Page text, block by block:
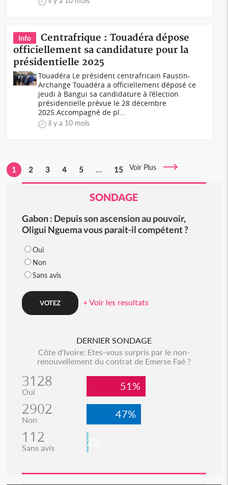
Info
Centrafrique : Touadéra dépose
officiellement sa candidature pour la
présidentielle 2025
Touadéra Le président centrafricain Faustin-
Archange Touadéra a officiellement déposé ce
jeudi à Bangui sa candidature à l’élection
présidentielle prévue le 28 décembre
2025.Accompagné de pl...
il y a 10 mois
1 2 3 4 5 ... 15 Voir Plus
SONDAGE
Gabon : Depuis son ascension au pouvoir,
Oligui Nguema vous parait-il compétent ?
Oui
Non
Sans avis
+ Voir les resultats
DERNIER SONDAGE
Côte d'Ivoire: Etes-vous surpris par le non-
renouvellement du contrat de Emerse Faé ?
3128
Oui 51%
2902
Non 47%
112
Sans avis 2%